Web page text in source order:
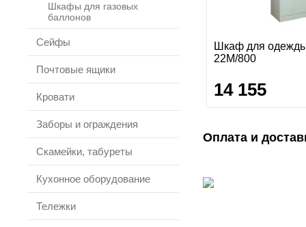
Шкафы для газовых
баллонов
Сейфы
Почтовые ящики
Кровати
Заборы и ограждения
Скамейки, табуреты
Кухонное оборудование
Тележки
Шкаф для
22М/800
14 155
Оплата и